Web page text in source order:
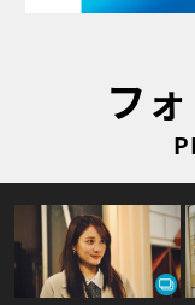
フ